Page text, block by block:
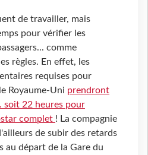
de travailler, mais
pour vérifier les
comme
règles. En effet, les
requises pour
Royaume-Uni prendront
soit 22 heures pour
complet ! La compagnie
de subir des retards
au départ de la Gare du